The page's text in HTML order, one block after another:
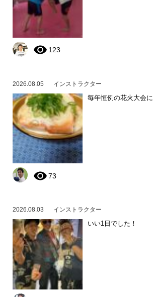
123
2026.08.05 インストラクター
毎年恒例の花火大会
73
2026.08.03 インストラクター
いい1日でした！